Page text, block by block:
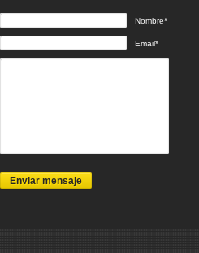
Nombre*
Email*
Enviar mensaje